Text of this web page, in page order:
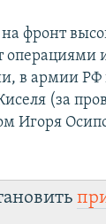
фронт
в армии РФ
(за